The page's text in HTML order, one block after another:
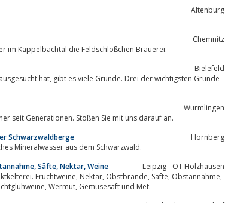
Altenburg
Chemnitz
im Kappelbachtal die Feldschlößchen Brauerei.
Bielefeld
Wurm­lin­gen
seit Generationen. Stoßen Sie mit uns darauf an.
Schwarzwaldberge
Hornberg
Mineralwasser aus dem Schwarzwald.
Säfte, Nektar, Weine
Leipzig - OT Holzhausen
Obstverarbeitung, Lohnmosterei, Süßmoste, Brennerei, Fruchtglühweine, Wermut, Gemüsesaft und Met.